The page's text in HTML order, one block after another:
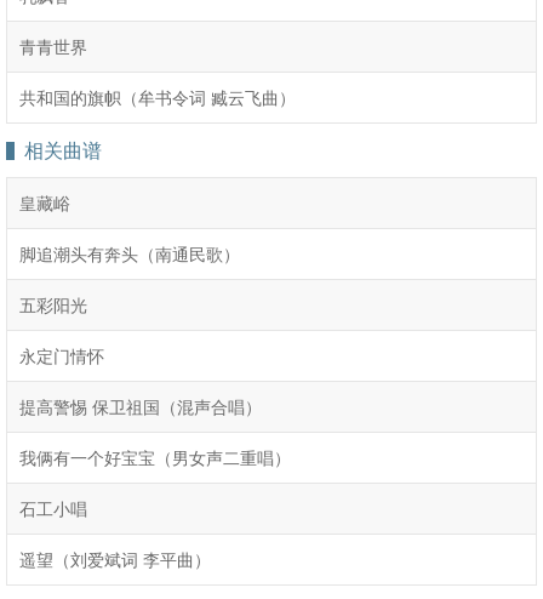
青青世界
共和国的旗帜（牟书令词 臧云飞曲）
相关曲谱
皇藏峪
脚追潮头有奔头（南通民歌）
五彩阳光
永定门情怀
提高警惕 保卫祖国（混声合唱）
我俩有一个好宝宝（男女声二重唱）
石工小唱
遥望（刘爱斌词 李平曲）